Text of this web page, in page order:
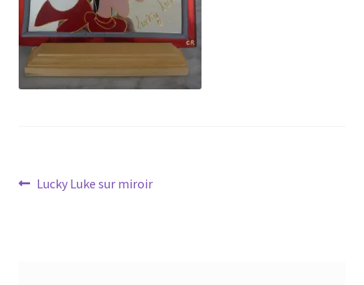
WPMS HTML Sitemap
Navigation
Article
Lucky Luke sur miroir